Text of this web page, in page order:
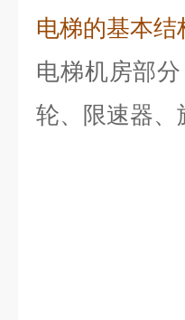
电梯的基本结
电梯机房部分
轮、限速器、